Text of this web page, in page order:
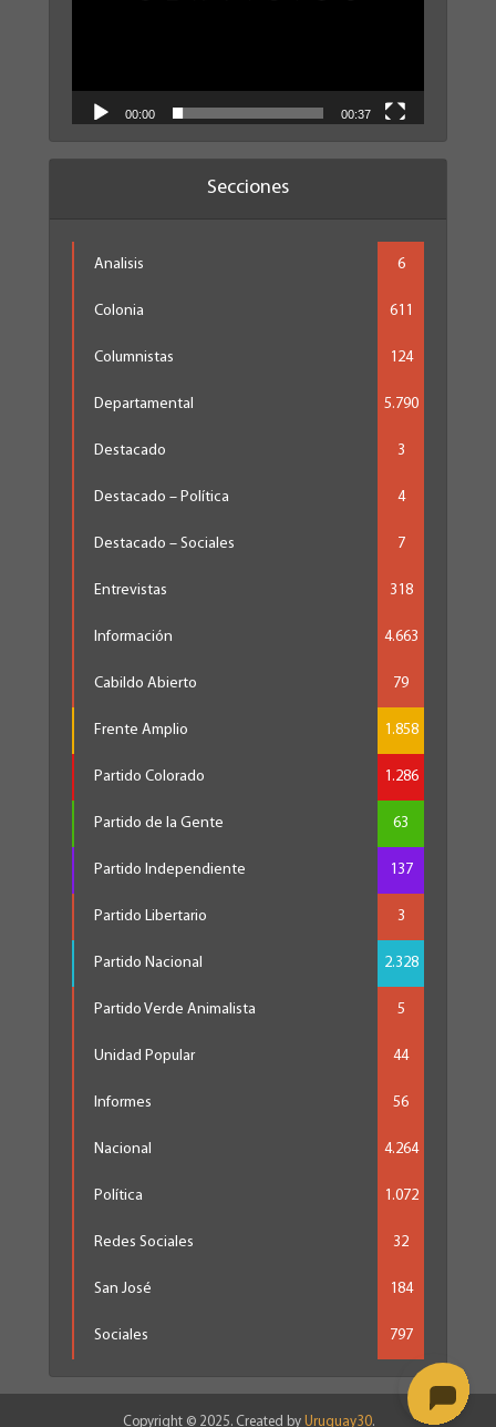
00:00 00:37
Secciones
Analisis 6
Colonia 611
Columnistas 124
Departamental 5.790
Destacado 3
Destacado – Política 4
Destacado – Sociales 7
Entrevistas 318
Información 4.663
Cabildo Abierto 79
Frente Amplio 1.858
Partido Colorado 1.286
Partido de la Gente 63
Partido Independiente 137
Partido Libertario 3
Partido Nacional 2.328
Partido Verde Animalista 5
Unidad Popular 44
Informes 56
Nacional 4.264
Política 1.072
Redes Sociales 32
San José 184
Sociales 797
Copyright © 2025. Created by Uruguay30.